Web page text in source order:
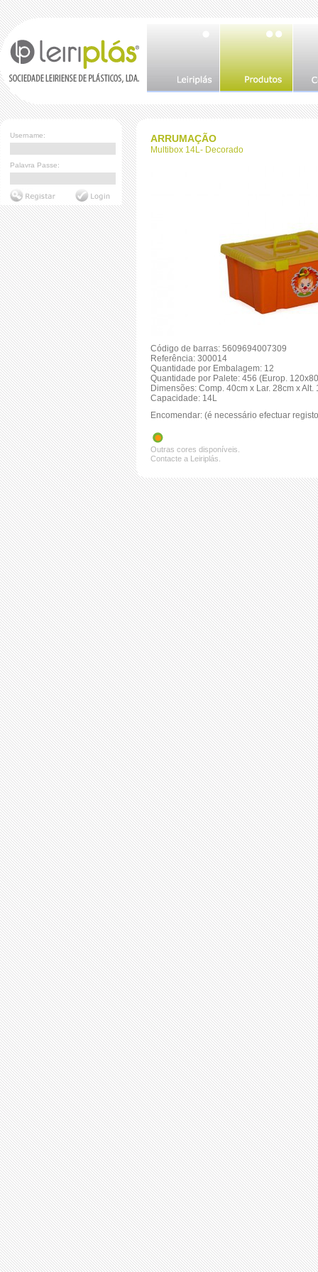
Username:
Palavra Passe:
ARRUMAÇÃO
Multibox 14L- Decorado
Código de barras: 5609694007309
Referência: 300014
Quantidade por Embalagem: 12
Quantidade por Palete: 456 (Europ.
Dimensões: Comp. 40cm x Lar. 28cm x Alt.
Capacidade: 14L
Encomendar: (é necessário efectuar
Outras cores disponíveis.
Contacte a Leiriplás.